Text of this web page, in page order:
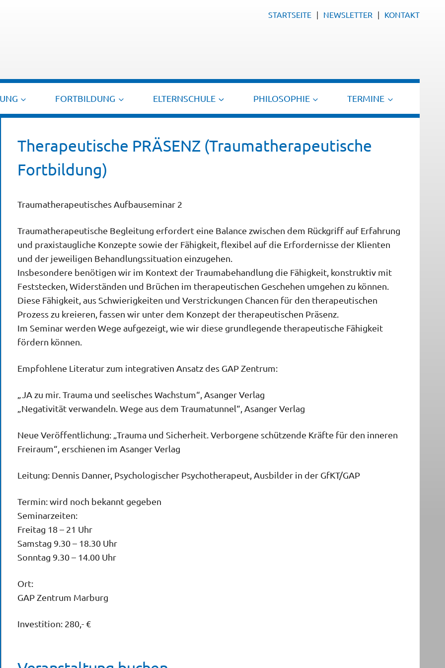
STARTSEITE NEWSLETTER KONTAKT
FORTBILDUNG ELTERNSCHULE PHILOSOPHIE TERMINE
Therapeutische PRÄSENZ (Traumatherapeutische
Fortbildung)
Traumatherapeutisches Aufbauseminar 2
Traumatherapeutische Begleitung erfordert eine Balance zwischen dem Rückgriff auf Erfahrung
und praxistaugliche Konzepte sowie der Fähigkeit, flexibel auf die Erfordernisse der Klienten
und der jeweiligen Behandlungssituation einzugehen.
Insbesondere benötigen wir im Kontext der Traumabehandlung die Fähigkeit, konstruktiv mit
Feststecken, Widerständen und Brüchen im therapeutischen Geschehen umgehen zu können.
Diese Fähigkeit, aus Schwierigkeiten und Verstrickungen Chancen für den therapeutischen
Prozess zu kreieren, fassen wir unter dem Konzept der therapeutischen Präsenz.
Im Seminar werden Wege aufgezeigt, wie wir diese grundlegende therapeutische Fähigkeit
fördern können.
Empfohlene Literatur zum integrativen Ansatz des GAP Zentrum:
„JA zu mir. Trauma und seelisches Wachstum“, Asanger Verlag
„Negativität verwandeln. Wege aus dem Traumatunnel“, Asanger Verlag
Neue Veröffentlichung: „Trauma und Sicherheit. Verborgene schützende Kräfte für den inneren
Freiraum“, erschienen im Asanger Verlag
Leitung: Dennis Danner, Psychologischer Psychotherapeut, Ausbilder in der GfKT/GAP
Termin: wird noch bekannt gegeben
Seminarzeiten:
Freitag 18 – 21 Uhr
Samstag 9.30 – 18.30 Uhr
Sonntag 9.30 – 14.00 Uhr
Ort:
GAP Zentrum Marburg
Investition: 280,- €